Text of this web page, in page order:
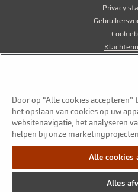
Privacy
© Markel Group Inc. Alle
Door op “Alle cookies
het opslaan van cookies op uw
websitenavigatie, het analyseren
helpen bij onze
Alle cookies
Alles